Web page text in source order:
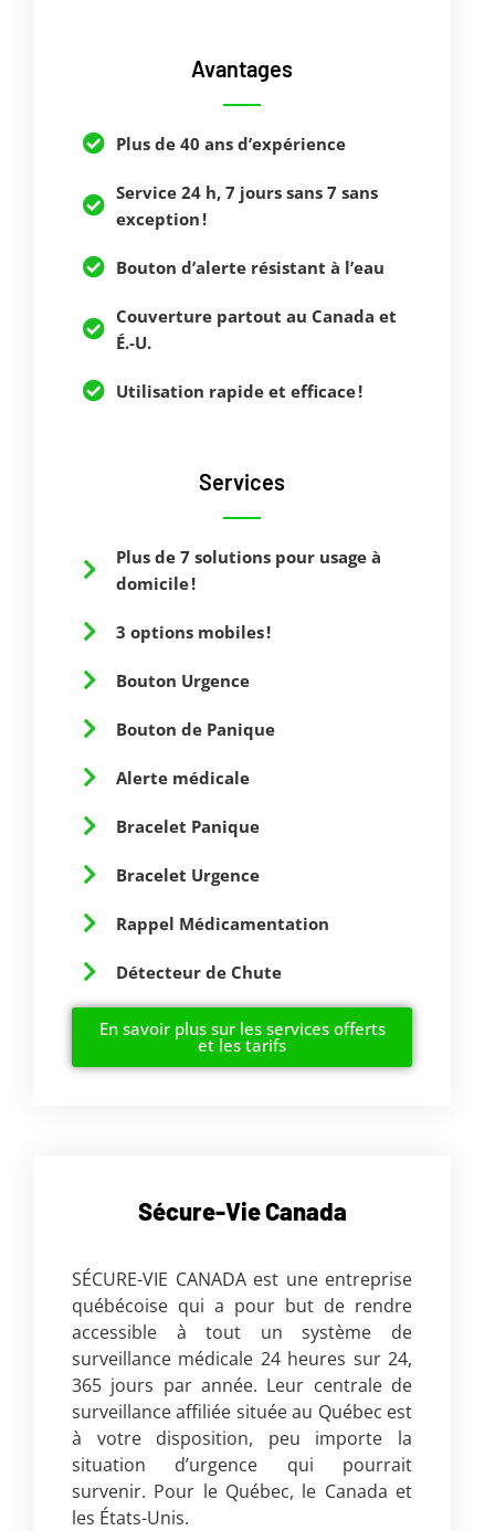
Avantages
Plus de 40 ans d’expérience
Service 24 h, 7 jours sans 7 sans
exception !
Bouton d’alerte résistant à l’eau
Couverture partout au Canada et
É.-U.
Utilisation rapide et efficace !
Services
Plus de 7 solutions pour usage à
domicile !
3 options mobiles !
Bouton Urgence
Bouton de Panique
Alerte médicale
Bracelet Panique
Bracelet Urgence
Rappel Médicamentation
Détecteur de Chute
En savoir plus sur les services offerts
et les tarifs
Sécure-Vie Canada
SÉCURE-VIE CANADA est une entreprise
québécoise qui a pour but de rendre
accessible à tout un système de
surveillance médicale 24 heures sur 24,
365 jours par année. Leur centrale de
surveillance affiliée située au Québec est
à votre disposition, peu importe la
situation d’urgence qui pourrait
survenir. Pour le Québec, le Canada et
les États-Unis.